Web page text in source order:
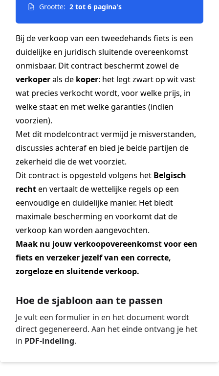
Grootte: 2 tot 6 pagina's
Bij de verkoop van een tweedehands fiets is een
duidelijke en juridisch sluitende overeenkomst
onmisbaar. Dit contract beschermt zowel de
verkoperals de koper: het legt zwart op wit vast
wat precies verkocht wordt, voor welke prijs, in
welke staat en met welke garanties (indien
voorzien).
Met dit modelcontract vermijd je misverstanden,
discussies achteraf en bied je beide partijen de
zekerheid die de wet voorziet.
Dit contract is opgesteld volgens het Belgisch
rechten vertaalt de wettelijke regels op een
eenvoudige en duidelijke manier. Het biedt
maximale bescherming en voorkomt dat de
verkoop kan worden aangevochten.
Maak nu jouw verkoopovereenkomst voor een
fiets en verzeker jezelf van een correcte,
zorgeloze en sluitende verkoop.
Hoe de sjabloon aan te passen
Je vult een formulier in en het document wordt
direct gegenereerd. Aan het einde ontvang je het
in PDF-indeling.